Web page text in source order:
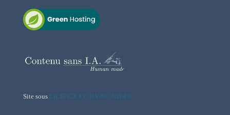
Site sous LICENCE CC BY-NC-ND 4.0